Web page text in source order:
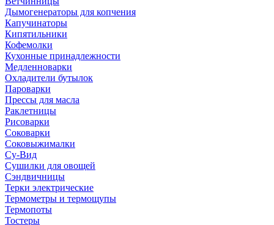
Дымогенераторы для копчения
Капучинаторы
Кипятильники
Кофемолки
Кухонные принадлежности
Медленноварки
Охладители бутылок
Пароварки
Прессы для масла
Раклетницы
Рисоварки
Соковарки
Соковыжималки
Су-Вид
Сушилки для овощей
Сэндвичницы
Терки электрические
Термометры и термощупы
Термопоты
Тостеры